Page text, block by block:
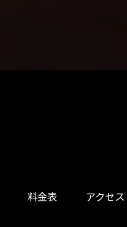
料金表 アクセス